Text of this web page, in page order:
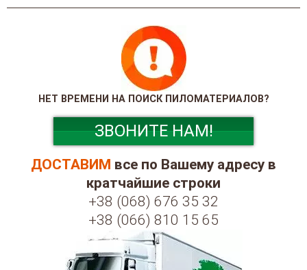
НЕТ ВРЕМЕНИ НА ПОИСК ПИЛОМАТЕРИАЛОВ?
ЗВОНИТЕ НАМ!
ДОСТАВИМ все по Вашему адресу в
кратчайшие строки
+38 (068) 676 35 32
+38 (066) 810 15 65